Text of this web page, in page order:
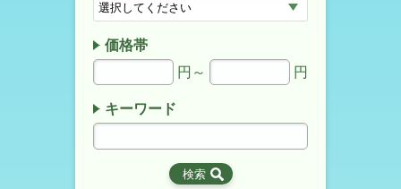
価格帯
円～
円
キーワード